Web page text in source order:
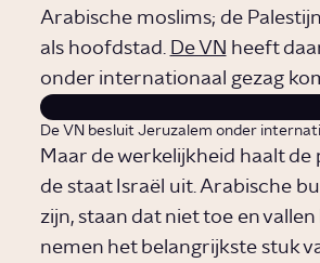
Arabische moslims; de
als hoofdstad. De VN heeft
onder internationaal gezag
De VN besluit Jeruzalem onder
Maar de werkelijkheid haalt de
de staat Israël uit. Arabische
zijn, staan dat niet toe en
nemen het belangrijkste stuk